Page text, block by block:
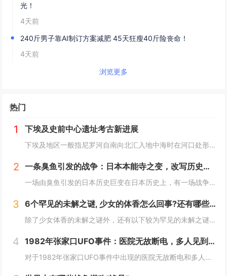
光！
4天前
240斤男子靠AI制订方案减肥 45天狂瘦40斤险丧命！
4天前
浏览更多
热门
1 下埃及史前中心遗址考古新进展
下埃及地区一般指尼罗河自南向北汇入地中海时在河口处形成的冲积平原地带，即尼罗河三角洲地区，与之相对应的是尼罗河河谷地带的上埃及地区。下埃及水系发达，水网密布，自史前时期就已有人类在此活动。然而，三角洲地区的地下水位较高，不利于地下文物的保存...
2 一条臭鱼引发的战争：日本本能寺之变，改写历史的诡异之战？
一场由臭鱼引发的日本历史巨变在日本历史上，有一场战争因其离奇的起因而备受瞩目，这便是1582年的本能寺之变。这场战争不仅彻底改变了日本的命运，更因其起因——一条臭鱼，而显得尤为诡异。当时，日本正处于战国时代，各大诸侯势力割据一方。而织田信长...
3 6个罕见的未解之谜, 少女的体香怎么回事?还有哪些？
除了少女体香的未解之谜外，还有以下较为罕见的未解之谜：1. **人体自燃现象**：在某些情况下，人体会莫名其妙地起火燃烧，而且火势凶猛，受害者往往在短时间内被严重烧伤甚至死亡。这种现象极其罕见且令人费解，因为人体本身通常不具备自燃的条件。一...
4 1982年张家口UFO事件：医院无故断电，多人见到奇怪的光，这事你怎么看？
对于1982年张家口UFO事件中出现的医院无故断电和多人见到奇怪的光这一现象，可以从以下几个角度来分析：1. **自然现象或天文现象误认的可能性**：- **大气光学现象**：自然界中存在着多种大气光学现象，如球状闪电、极光、海市蜃楼等。在...